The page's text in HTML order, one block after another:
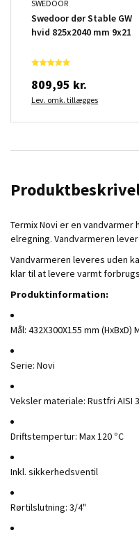
SWEDOOR
Swedoor dør Stable GW
hvid 825x2040 mm 9x21
809,95 kr.
Lev. omk. tillægges
Termix Novi er en
elregning. Vandvarmeren
Vandvarmeren leveres uden
klar til at levere varmt
Produktinformation:
Mål: 432X300X155 mm
Serie: Novi
Veksler materiale: Rustfri AISI
Driftstempertur: Max 120 °C
Inkl. sikkerhedsventil
Rørtilslutning: 3/4"